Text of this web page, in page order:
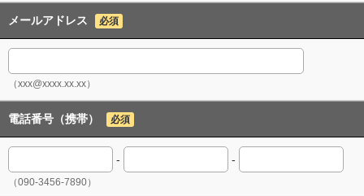
メールアドレス 必須
（xxx@xxxx.xx.xx）
電話番号（携帯） 必須
- -
（090-3456-7890）